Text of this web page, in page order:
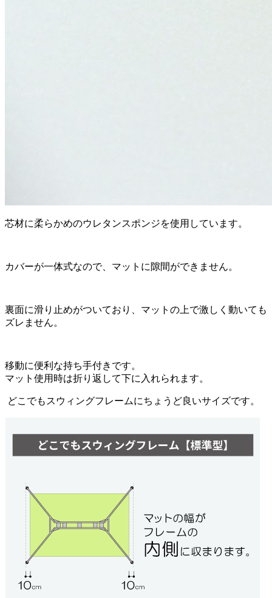
芯材に柔らかめのウレタンスポンジを使用しています。
カバーが一体式なので、マットに隙間ができません。
裏面に滑り止めがついており、マットの上で激しく動いても
ズレません。
移動に便利な持ち手付きです。
マット使用時は折り返して下に入れられます。
どこでもスウィングフレームにちょうど良いサイズです。